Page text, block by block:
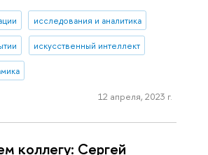
исследования и аналитика
искусственный интеллект
12 апреля, 2023 г.
коллегу: Сергей